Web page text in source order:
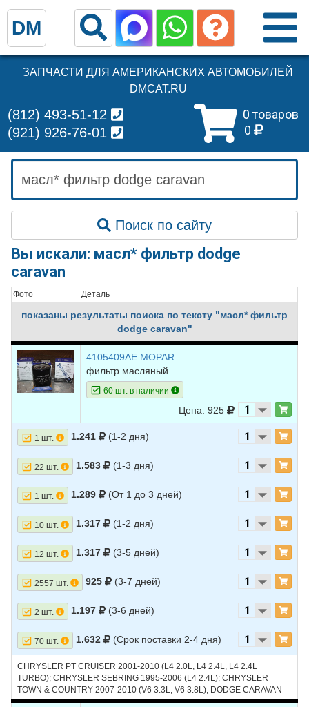
ЗАПЧАСТИ ДЛЯ АМЕРИКАНСКИХ АВТОМОБИЛЕЙ
DMCAT.RU
0 товаров
0
(812) 493-51-12
(921) 926-76-01
Поиск по сайту
Вы искали: масл* фильтр dodge
caravan
Фото Деталь
показаны результаты поиска по тексту "масл* фильтр
dodge caravan"
4105409AE MOPAR
фильтр масляный
60 шт. в наличии
Цена: 925
1 шт. 1.241 (1-2 дня)
22 шт. 1.583 (1-3 дня)
1 шт. 1.289 (От 1 до 3 дней)
10 шт. 1.317 (1-2 дня)
12 шт. 1.317 (3-5 дней)
2557 шт. 925 (3-7 дней)
2 шт. 1.197 (3-6 дней)
70 шт. 1.632 (Срок поставки 2-4 дня)
CHRYSLER PT CRUISER 2001-2010 (L4 2.0L, L4 2.4L, L4 2.4L
TURBO); CHRYSLER SEBRING 1995-2006 (L4 2.4L); CHRYSLER
TOWN & COUNTRY 2007-2010 (V6 3.3L, V6 3.8L); DODGE CARAVAN
1996-2007 (L4 2.4L, V6 3.3L); DODGE NEON 1995-2005 (L4 2.0L);
DM